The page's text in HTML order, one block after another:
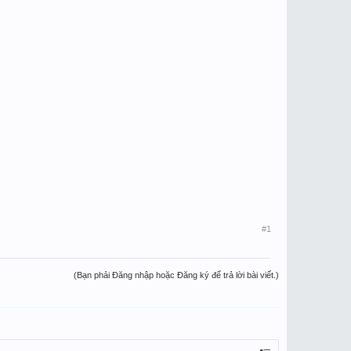
#1
(Bạn phải Đăng nhập hoặc Đăng ký để trả lời bài viết.)